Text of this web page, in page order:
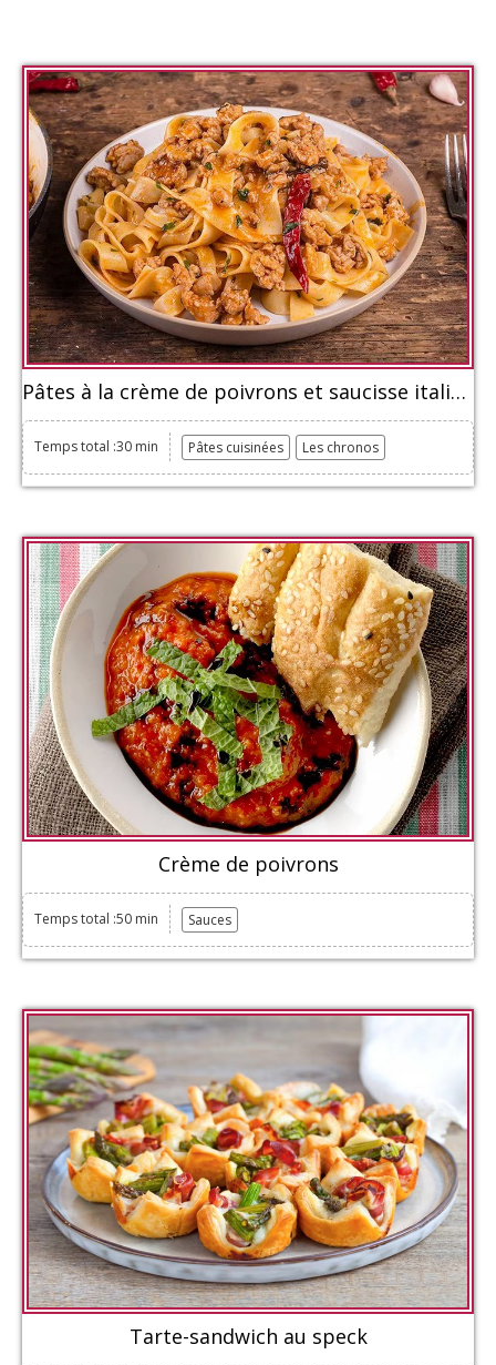
Pâtes à la crème de poivrons et saucisse italienne
Temps total :30 min Pâtes cuisinées Les chronos
Crème de poivrons
Temps total :50 min Sauces
Tarte-sandwich au speck